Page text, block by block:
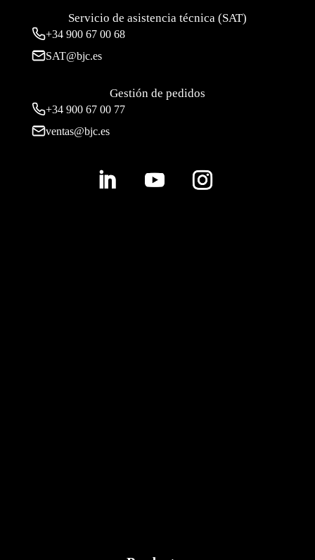
Servicio de asistencia técnica (SAT)
+34 900 67 00 68
SAT@bjc.es
Gestión de pedidos
+34 900 67 00 77
ventas@bjc.es